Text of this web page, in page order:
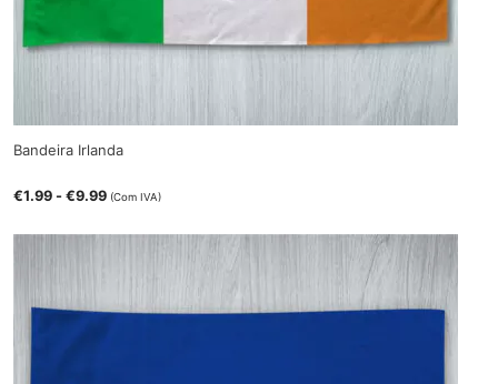
Bandeira Irlanda
€1.99 -€9.99 (Com IVA)